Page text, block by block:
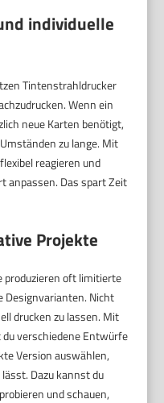
individuelle
Tintenstrahldrucker
Wenn ein
neue Karten benötigt,
zu lange. Mit
reagieren und
anpassen. Das spart Zeit
Projekte
produzieren oft limitierte
Designvarianten. Nicht
drucken zu lassen. Mit
verschiedene Entwürfe
Version auswählen,
Dazu kannst du
und schauen,